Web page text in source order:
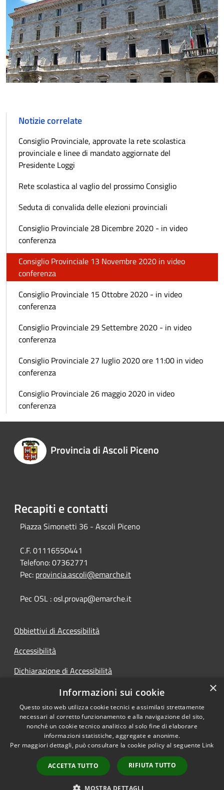
Notizie correlate
Consiglio Provinciale, approvate la rete scolastica
provinciale e linee di mandato aggiornate del
Presidente Loggi
Rete scolastica al vaglio del prossimo Consiglio
Seduta di convalida delle elezioni provinciali
Consiglio Provinciale 28 Dicembre 2020 - in video
conferenza
Consiglio Provinciale 13 Novembre 2020 in video
conferenza
Consiglio Provinciale 15 Ottobre 2020 - in video
conferenza
Consiglio Provinciale 29 Settembre 2020 - in video
conferenza
Consiglio Provinciale 27 luglio 2020 ore 11:00 in video
conferenza
Consiglio Provinciale 26 maggio 2020 in video
conferenza
Provincia di Ascoli Piceno
Recapiti e contatti
Piazza Simonetti 36 - Ascoli Piceno
C.F. 01116550441
Telefono:07362771
Pec: provincia.ascoli@emarche.it
Pec OSL : osl.provap@emarche.it
Obbiettivi di Accessibilità
Accessibilità
Dichiarazione di Accessibilità
Accesso Civico
Accessibilità
Copyright © 2026 • Provincia di
Ascoli Piceno • Powered by
Municipium•
Accesso
redazione
×
Informazioni sui cookie
Questo sito web utilizza cookie tecnici e assimilati strettamente
necessari al corretto funzionamento e alla navigazione del sito,
nonché un cookie tecnico analitico al solo fine di elaborare
informazioni statistiche, aggregate e anonime.
Per maggiori dettagli, può consultare la cookie policy al seguente Link
ACCETTA TUTTO RIFIUTA TUTTO
MOSTRA DETTAGLI